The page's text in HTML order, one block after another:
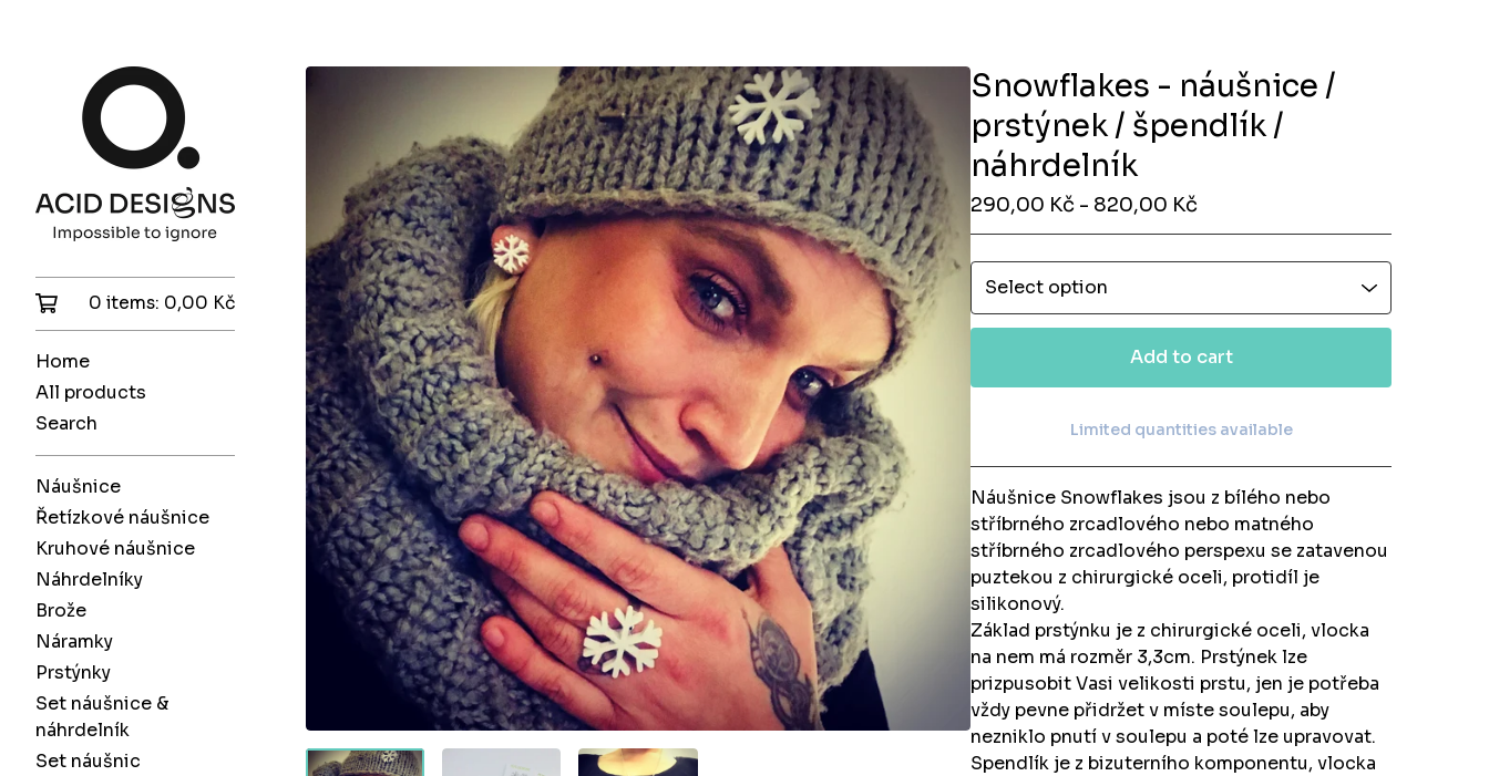
0 items: 0,00 Kč
Home
All products
Search
Náušnice
Řetízkové náušnice
Kruhové náušnice
Náhrdelníky
Brože
Náramky
Prstýnky
Set náušnice &
náhrdelník
Set náušnic
Snowflakes - náušnice /
prstýnek / špendlík /
náhrdelník
290,00 Kč - 820,00 Kč
Add to cart
View cart
Limited quantities available
Náušnice Snowflakes jsou z bílého nebo
stříbrného zrcadlového nebo matného
stříbrného zrcadlového perspexu se zatavenou
puztekou z chirurgické oceli, protidíl je
silikonový.
Základ prstýnku je z chirurgické oceli, vlocka
na nem má rozměr 3,3cm. Prstýnek lze
prizpusobit Vasi velikosti prstu, jen je potřeba
vždy pevne přidržet v míste soulepu, aby
nezniklo pnutí v soulepu a poté lze upravovat.
Spendlík je z bizuterního komponentu, vlocka